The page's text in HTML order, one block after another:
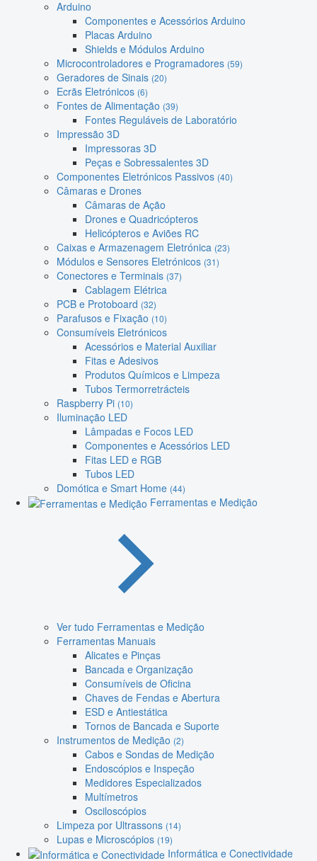
Arduino
Componentes e Acessórios Arduino
Placas Arduino
Shields e Módulos Arduino
Microcontroladores e Programadores (59)
Geradores de Sinais (20)
Ecrãs Eletrónicos (6)
Fontes de Alimentação (39)
Fontes Reguláveis de Laboratório
Impressão 3D
Impressoras 3D
Peças e Sobressalentes 3D
Componentes Eletrónicos Passivos (40)
Câmaras e Drones
Câmaras de Ação
Drones e Quadricópteros
Helicópteros e Aviões RC
Caixas e Armazenagem Eletrónica (23)
Módulos e Sensores Eletrónicos (31)
Conectores e Terminais (37)
Cablagem Elétrica
PCB e Protoboard (32)
Parafusos e Fixação (10)
Consumíveis Eletrónicos
Acessórios e Material Auxiliar
Fitas e Adesivos
Produtos Químicos e Limpeza
Tubos Termorretrácteis
Raspberry Pi (10)
Iluminação LED
Lâmpadas e Focos LED
Componentes e Acessórios LED
Fitas LED e RGB
Tubos LED
Domótica e Smart Home (44)
Ferramentas e Medição
Ver tudo Ferramentas e Medição
Ferramentas Manuais
Alicates e Pinças
Bancada e Organização
Consumíveis de Oficina
Chaves de Fendas e Abertura
ESD e Antiestática
Tornos de Bancada e Suporte
Instrumentos de Medição (2)
Cabos e Sondas de Medição
Endoscópios e Inspeção
Medidores Especializados
Multímetros
Osciloscópios
Limpeza por Ultrassons (14)
Lupas e Microscópios (19)
Informática e Conectividade